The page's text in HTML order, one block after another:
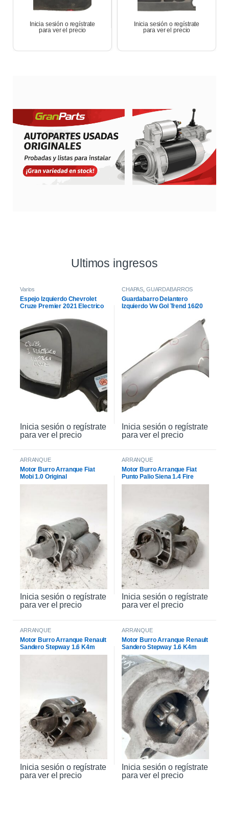
Inicia sesión o regístrate
para ver el precio
Inicia sesión o regístrate
para ver el precio
Ultimos ingresos
Varios
Espejo Izquierdo Chevrolet
Cruze Premier 2021 Electrico
Inicia sesión o regístrate
para ver el precio
CHAPAS, GUARDABARROS
Guardabarro Delantero
Izquierdo Vw Gol Trend 16/20
Inicia sesión o regístrate
para ver el precio
ARRANQUE
Motor Burro Arranque Fiat
Mobi 1.0 Original
Inicia sesión o regístrate
para ver el precio
ARRANQUE
Motor Burro Arranque Fiat
Punto Palio Siena 1.4 Fire
Original
Inicia sesión o regístrate
para ver el precio
ARRANQUE
Motor Burro Arranque Renault
Sandero Stepway 1.6 K4m
Original
Inicia sesión o regístrate
para ver el precio
ARRANQUE
Motor Burro Arranque Renault
Sandero Stepway 1.6 K4m
Inicia sesión o regístrate
para ver el precio